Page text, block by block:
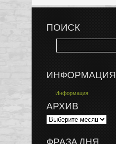
ПОИСК
ИНФОРМАЦИЯ
Информация
АРХИВ